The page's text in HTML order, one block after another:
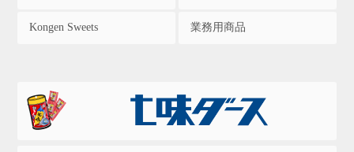
Kongen Sweets 業務用商品